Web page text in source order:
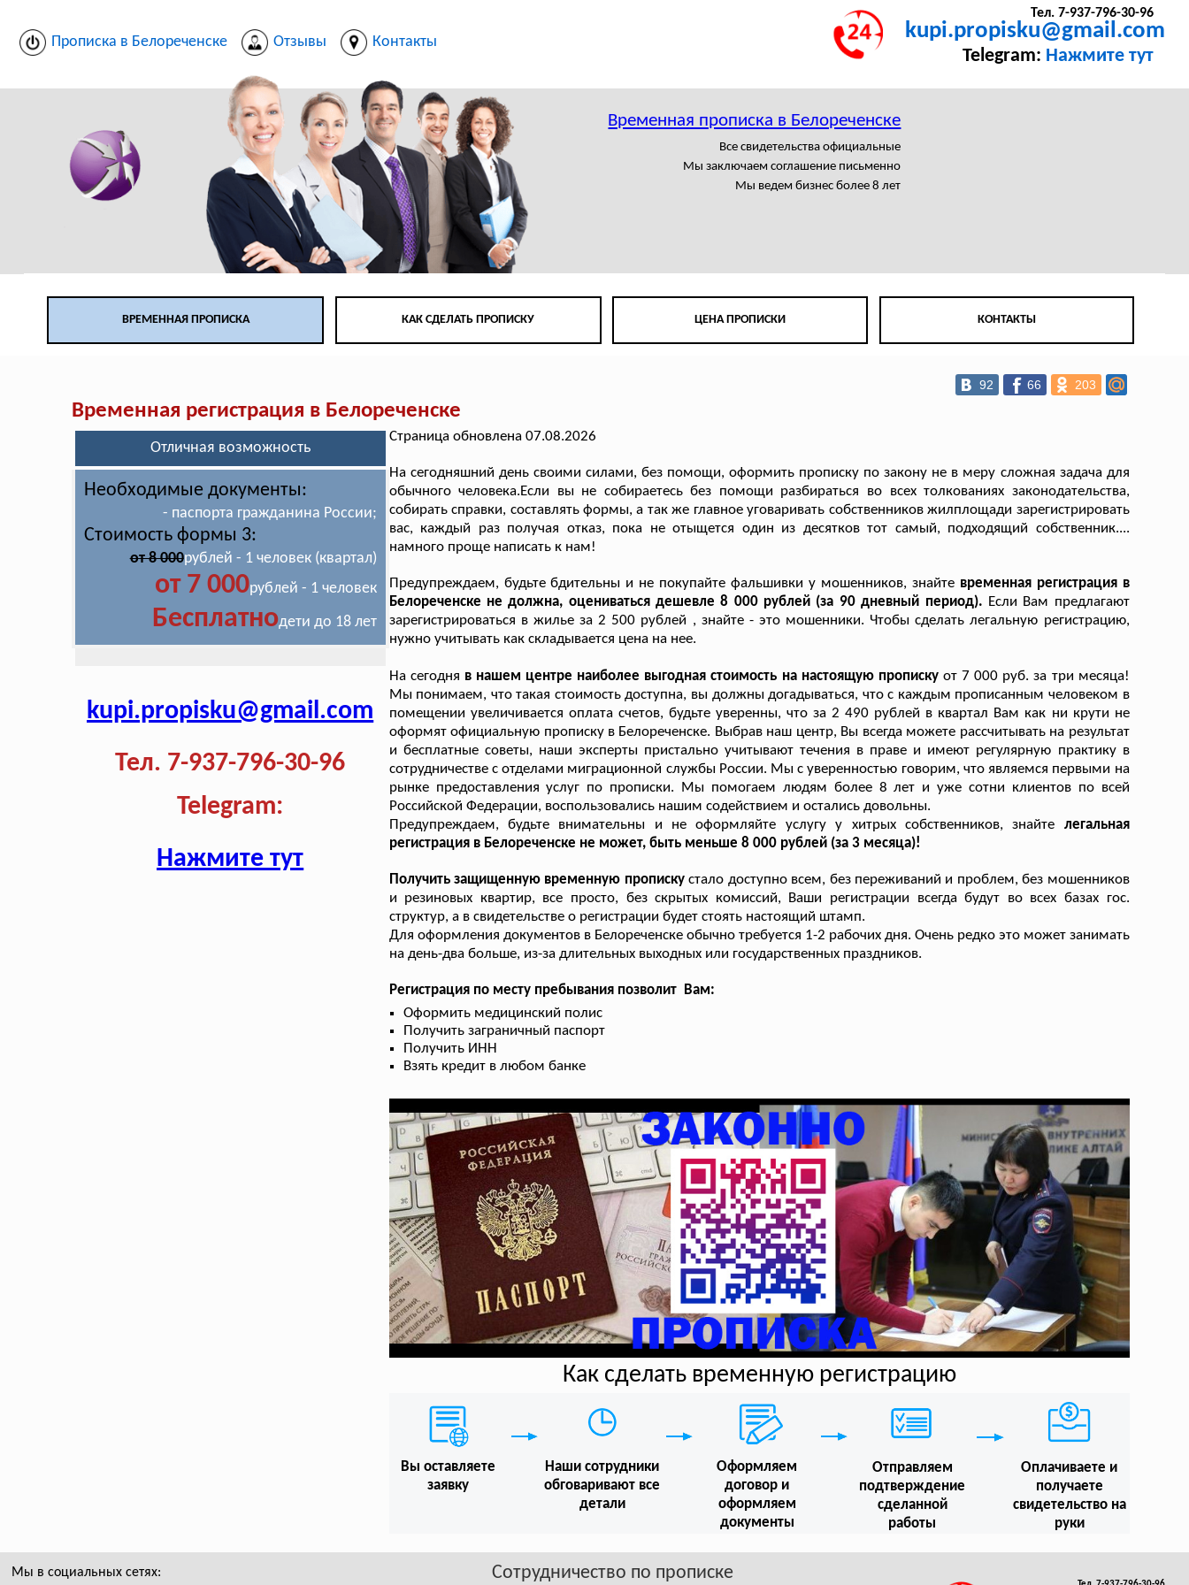
Прописка в Белореченске Отзывы Контакты
Тел. 7-937-796-30-96
kupi.propisku@gmail.com
Telegram: Нажмите тут
Временная прописка в Белореченске
Все свидетельства официальные
Мы заключаем соглашение письменно
Мы ведем бизнес более 8 лет
ВРЕМЕННАЯ ПРОПИСКА КАК СДЕЛАТЬ ПРОПИСКУ ЦЕНА ПРОПИСКИ КОНТАКТЫ
92 66 203
Временная регистрация в Белореченске
Отличная возможность
Необходимые документы:
- паспорта гражданина России;
Стоимость формы 3:
от 8 000рублей - 1 человек (квартал)
от 7 000рублей - 1 человек
Бесплатнодети до 18 лет
kupi.propisku@gmail.com
Тел. 7-937-796-30-96
Telegram:
Нажмите тут
Страница обновлена 07.08.2026
На сегодняшний день своими силами, без помощи, оформить прописку по закону не в меру сложная задача для
обычного человека.Если вы не собираетесь без помощи разбираться во всех толкованиях законодательства,
собирать справки, составлять формы, а так же главное уговаривать собственников жилплощади зарегистрировать
вас, каждый раз получая отказ, пока не отыщется один из десятков тот самый, подходящий собственник....
намного проще написать к нам!
Предупреждаем, будьте бдительны и не покупайте фальшивки у мошенников, знайте временная регистрация в
Белореченске не должна, оцениваться дешевле 8 000 рублей (за 90 дневный период). Если Вам предлагают
зарегистрироваться в жилье за 2 500 рублей , знайте - это мошенники. Чтобы сделать легальную регистрацию,
нужно учитывать как складывается цена на нее.
На сегодня в нашем центре наиболее выгодная стоимость на настоящую прописку от 7 000 руб. за три месяца!
Мы понимаем, что такая стоимость доступна, вы должны догадываться, что с каждым прописанным человеком в
помещении увеличивается оплата счетов, будьте уверенны, что за 2 490 рублей в квартал Вам как ни крути не
оформят официальную прописку в Белореченске. Выбрав наш центр, Вы всегда можете рассчитывать на результат
и бесплатные советы, наши эксперты пристально учитывают течения в праве и имеют регулярную практику в
сотрудничестве с отделами миграционной службы России. Мы с уверенностью говорим, что являемся первыми на
рынке предоставления услуг по прописки. Мы помогаем людям более 8 лет и уже сотни клиентов по всей
Российской Федерации, воспользовались нашим содействием и остались довольны.
Предупреждаем, будьте внимательны и не оформляйте услугу у хитрых собственников, знайте легальная
регистрация в Белореченске не может, быть меньше 8 000 рублей (за 3 месяца)!
Получить защищенную временную пропискустало доступно всем, без переживаний и проблем, без мошенников
и резиновых квартир, все просто, без скрытых комиссий, Ваши регистрации всегда будут во всех базах гос.
структур, а в свидетельстве о регистрации будет стоять настоящий штамп.
Для оформления документов в Белореченске обычно требуется 1-2 рабочих дня. Очень редко это может занимать
на день-два больше, из-за длительных выходных или государственных праздников.
Регистрация по месту пребывания позволит Вам:
Оформить медицинский полис
Получить заграничный паспорт
Получить ИНН
Взять кредит в любом банке
Как сделать временную регистрацию
Вы оставляете
заявку
Наши сотрудники
обговаривают все
детали
Оформляем
договор и
оформляем
документы
Отправляем
подтверждение
сделанной
работы
Оплачиваете и
получаете
свидетельство на
руки
Мы в социальных сетях: Сотрудничество по прописке